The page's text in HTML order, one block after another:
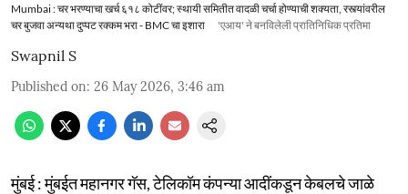
Mumbai : चर भरण्याचा खर्च ६१८ कोटींवर; स्थायी समितीत वादळी चर्चा होण्याची शक्यता, रस्त्यांवरील
चर बुजवा अन्यथा दुप्पट रक्कम भरा - BMC चा इशारा
'एआय' ने बनविलेली प्रातिनिधिक प्रतिमा
Swapnil S
Published on: 26 May 2026, 3:46 am
मुंबई : मुंबईत महानगर गॅस, टेलिकॉम कंपन्या आदींकडून केबलचे जाळे